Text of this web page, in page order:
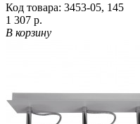
Код товара: 3453-05, 145
1 307 р.
В корзину